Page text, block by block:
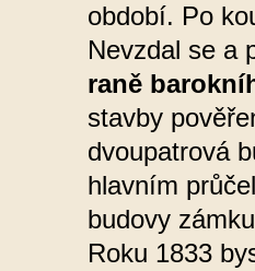
období. Po
Nevzdal se a
raně
stavby
dvoupatrová
hlavním
budovy
Roku 1833